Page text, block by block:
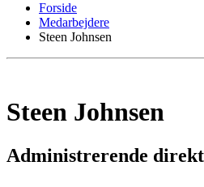
Forside
Medarbejdere
Steen Johnsen
Steen Johnsen
Administrerende